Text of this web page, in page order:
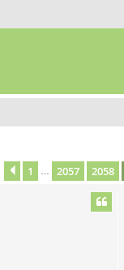
Page 2059sur2084
Précédent
1 2057 2058